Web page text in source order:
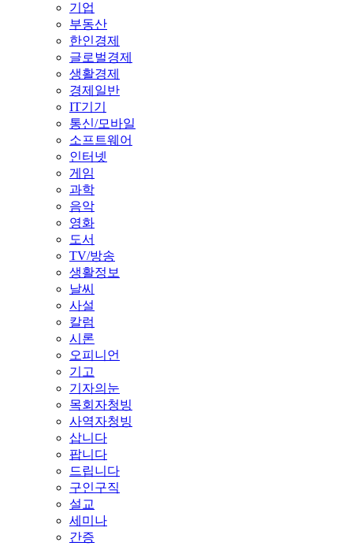
기업
부동산
한인경제
글로벌경제
생활경제
경제일반
IT기기
통신/모바일
소프트웨어
인터넷
게임
과학
음악
영화
도서
TV/방송
생활정보
날씨
사설
칼럼
시론
오피니언
기고
기자의눈
목회자청빙
사역자청빙
삽니다
팝니다
드립니다
구인구직
설교
세미나
간증